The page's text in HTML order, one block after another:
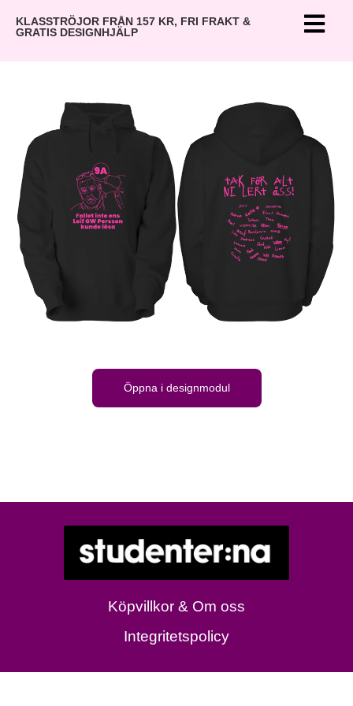
KLASSTRÖJOR FRÅN 157 KR, FRI FRAKT &
GRATIS DESIGNHJÄLP
Öppna i designmodul
Köpvillkor & Om oss
Integritetspolicy